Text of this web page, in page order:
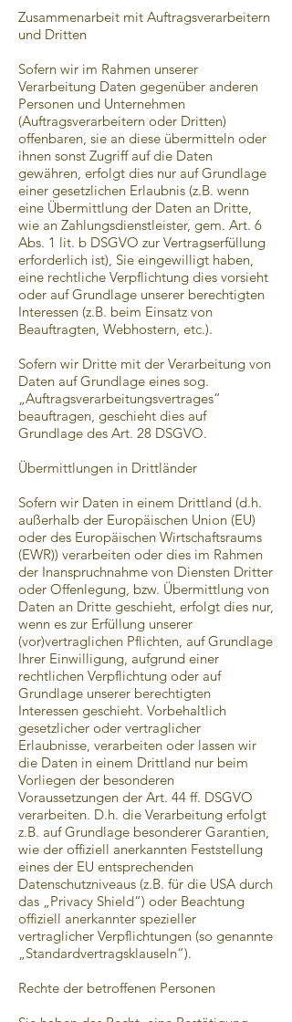
Zusammenarbeit mit Auftragsverarbeitern
und Dritten
Sofern wir im Rahmen unserer
Verarbeitung Daten gegenüber anderen
Personen und Unternehmen
(Auftragsverarbeitern oder Dritten)
offenbaren, sie an diese übermitteln oder
ihnen sonst Zugriff auf die Daten
gewähren, erfolgt dies nur auf Grundlage
einer gesetzlichen Erlaubnis (z.B. wenn
eine Übermittlung der Daten an Dritte,
wie an Zahlungsdienstleister, gem. Art. 6
Abs. 1 lit. b DSGVO zur Vertragserfüllung
erforderlich ist), Sie eingewilligt haben,
eine rechtliche Verpflichtung dies vorsieht
oder auf Grundlage unserer berechtigten
Interessen (z.B. beim Einsatz von
Beauftragten, Webhostern, etc.).
Sofern wir Dritte mit der Verarbeitung von
Daten auf Grundlage eines sog.
„Auftragsverarbeitungsvertrages“
beauftragen, geschieht dies auf
Grundlage des Art. 28 DSGVO.
Übermittlungen in Drittländer
Sofern wir Daten in einem Drittland (d.h.
außerhalb der Europäischen Union (EU)
oder des Europäischen Wirtschaftsraums
(EWR)) verarbeiten oder dies im Rahmen
der Inanspruchnahme von Diensten Dritter
oder Offenlegung, bzw. Übermittlung von
Daten an Dritte geschieht, erfolgt dies nur,
wenn es zur Erfüllung unserer
(vor)vertraglichen Pflichten, auf Grundlage
Ihrer Einwilligung, aufgrund einer
rechtlichen Verpflichtung oder auf
Grundlage unserer berechtigten
Interessen geschieht. Vorbehaltlich
gesetzlicher oder vertraglicher
Erlaubnisse, verarbeiten oder lassen wir
die Daten in einem Drittland nur beim
Vorliegen der besonderen
Voraussetzungen der Art. 44 ff. DSGVO
verarbeiten. D.h. die Verarbeitung erfolgt
z.B. auf Grundlage besonderer Garantien,
wie der offiziell anerkannten Feststellung
eines der EU entsprechenden
Datenschutzniveaus (z.B. für die USA durch
das „Privacy Shield“) oder Beachtung
offiziell anerkannter spezieller
vertraglicher Verpflichtungen (so genannte
„Standardvertragsklauseln“).
Rechte der betroffenen Personen